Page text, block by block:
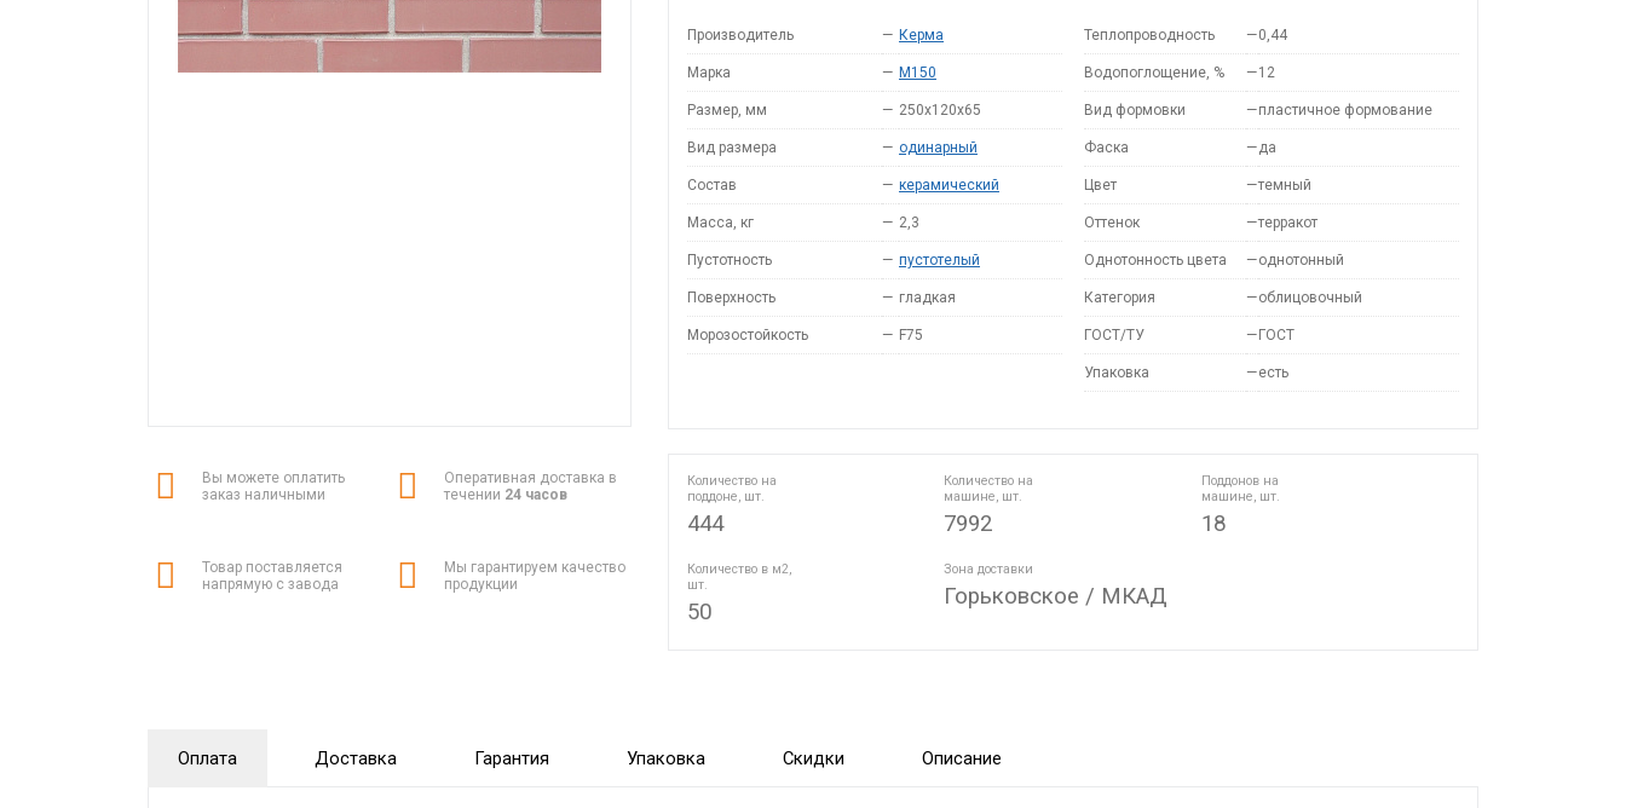
Вы можете оплатить
заказ наличными
Оперативная доставка в
течении 24 часов
Товар поставляется
напрямую с завода
Мы гарантируем качество
продукции
Производитель — Керма
Марка — M150
Размер, мм — 250х120х65
Вид размера — одинарный
Состав — керамический
Масса, кг — 2,3
Пустотность — пустотелый
Поверхность — гладкая
Морозостойкость — F75
Теплопроводность —0,44
Водопоглощение, % —12
Вид формовки —пластичное формование
Фаска —да
Цвет —темный
Оттенок —терракот
Однотонность цвета —однотонный
Категория —облицовочный
ГОСТ/ТУ — ГОСТ
Упаковка —есть
Количество на
поддоне, шт.
444
Количество на
машине, шт.
7992
Поддонов на
машине, шт.
18
Количество в м2,
шт.
50
Зона доставки
Горьковское / МКАД
Оплата Доставка Гарантия Упаковка Скидки Описание